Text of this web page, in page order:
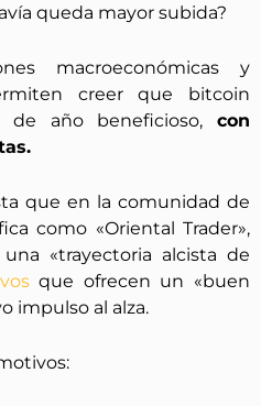
queda mayor subida?
macroeconómicas y
creer que bitcoin
año beneficioso, con
que en la comunidad de
como «Oriental Trader»,
«trayectoria alcista de
que ofrecen un «buen
impulso al alza.